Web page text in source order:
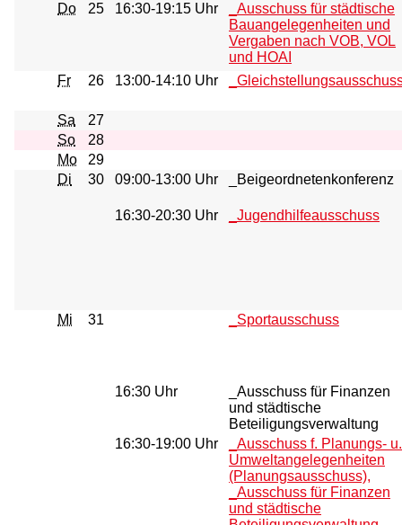
Do 25 16:30-19:15 Uhr
_Ausschuss für städtische
Bauangelegenheiten und
Vergaben nach VOB, VOL
und HOAI
Fr
26 13:00-14:10 Uhr
Sa
27
So
28
Mo
29
Di
30 09:00-13:00 Uhr _Beigeordnetenkonferenz
16:30-20:30 Uhr _Jugendhilfeausschuss
Mi 31 _Sportausschuss
16:30 Uhr
_Ausschuss für Finanzen
und städtische
Beteiligungsverwaltung
16:30-19:00 Uhr
_Ausschuss f. Planungs- u.
Umweltangelegenheiten
(Planungsausschuss),
_Ausschuss für Finanzen
und städtische